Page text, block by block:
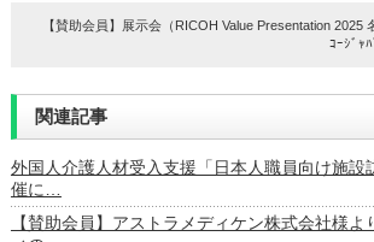
【賛助会員】展示会（RICOH Value Presentation 2025
ｺｰｼﾞｬ
関連記事
外国人介護人材受入支援「日本人職員向け施設
催に…
【賛助会員】アストラメディケン株式会社様よ